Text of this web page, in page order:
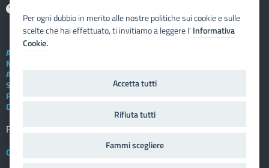
Assistenza tecnica
Note legali
Albo telematico
Social Media Policy
Privacy
Dichiarazione di accessibilità
Registro elettronico
Crediti
Per ogni dubbio in merito alle nostre politiche sui cookie e sulle
scelte che hai effettuato, ti invitiamo a leggere l' Informativa
Cookie.
Accetta tutti
Rifiuta tutti
Fammi scegliere